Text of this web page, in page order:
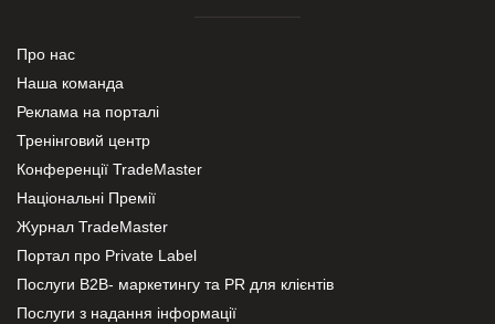
Про нас
Наша команда
Реклама на порталі
Тренінговий центр
Конференції TradeMaster
Національні Премії
Журнал TradeMaster
Портал про Private Label
Послуги В2В- маркетингу та PR для клієнтів
Послуги з надання інформації